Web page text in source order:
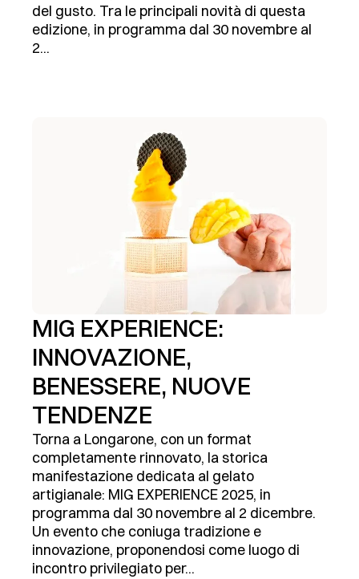
del gusto. Tra le principali novità di questa
edizione, in programma dal 30 novembre al
2...
MIG EXPERIENCE:
INNOVAZIONE,
BENESSERE, NUOVE
TENDENZE
Torna a Longarone, con un format
completamente rinnovato, la storica
manifestazione dedicata al gelato
artigianale: MIG EXPERIENCE 2025, in
programma dal 30 novembre al 2 dicembre.
Un evento che coniuga tradizione e
innovazione, proponendosi come luogo di
incontro privilegiato per...